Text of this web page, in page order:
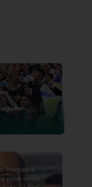
Pontes é
para novo